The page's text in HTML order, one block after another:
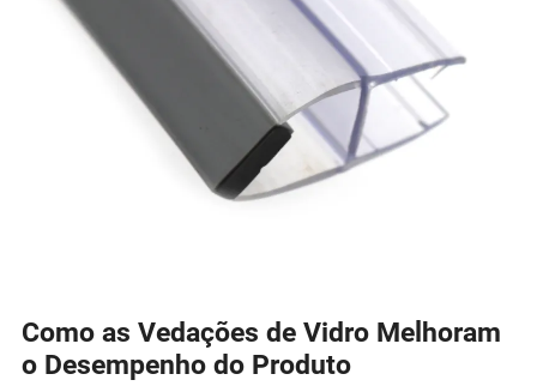
Como as Vedações de Vidro Melhoram
o Desempenho do Produto